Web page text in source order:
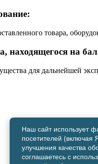
товара,
находящегося на
для дальнейшей
Наш сайт использует
посетителей (включая
улучшения качества
соглашаетесь с